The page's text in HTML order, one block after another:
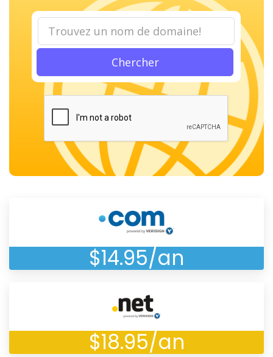
Chercher
$14.95/an
$18.95/an